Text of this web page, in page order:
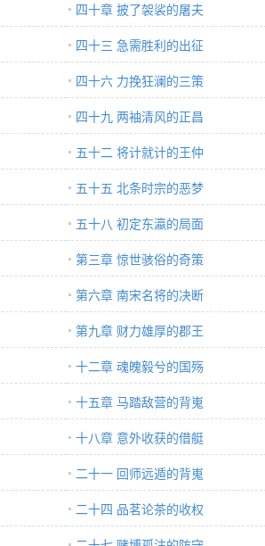
四十章 披了袈裟的屠夫
四十三 急需胜利的出征
四十六 力挽狂澜的三策
四十九 两袖清风的正昌
五十二 将计就计的王仲
五十五 北条时宗的恶梦
五十八 初定东瀛的局面
第三章 惊世骇俗的奇策
第六章 南宋名将的决断
第九章 财力雄厚的郡王
十二章 魂魄毅兮的国殇
十五章 马踏敌营的背嵬
十八章 意外收获的借艇
二十一 回师远遁的背嵬
二十四 品茗论茶的收权